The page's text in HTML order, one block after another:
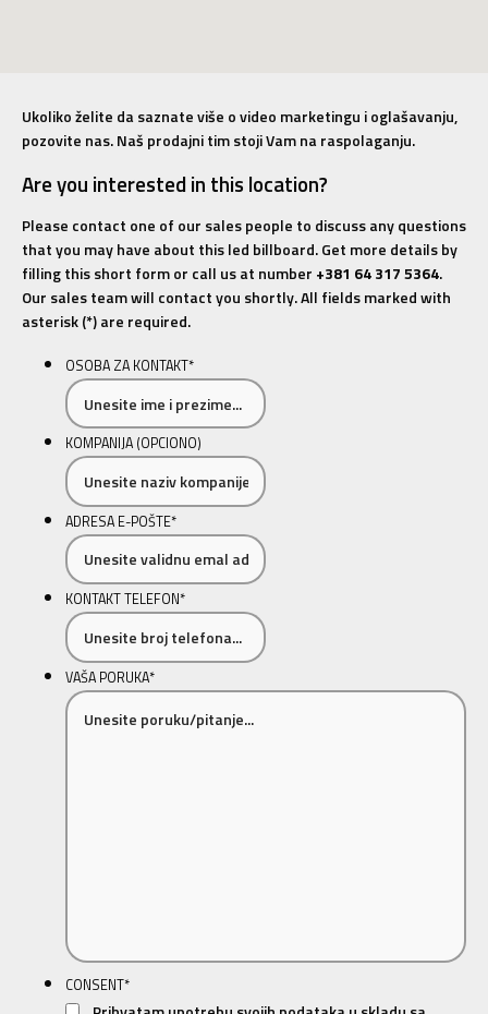
Ukoliko želite da saznate više o video marketingu i oglašavanju,
pozovite nas. Naš prodajni tim stoji Vam na raspolaganju.
Are you interested in this location?
Please contact one of our sales people to discuss any questions
that you may have about this led billboard. Get more details by
filling this short form or call us at number +381 64 317 5364.
Our sales team will contact you shortly. All fields marked with
asterisk (*) are required.
OSOBA ZA KONTAKT*
KOMPANIJA (OPCIONO)
ADRESA E-POŠTE*
KONTAKT TELEFON*
VAŠA PORUKA*
CONSENT*